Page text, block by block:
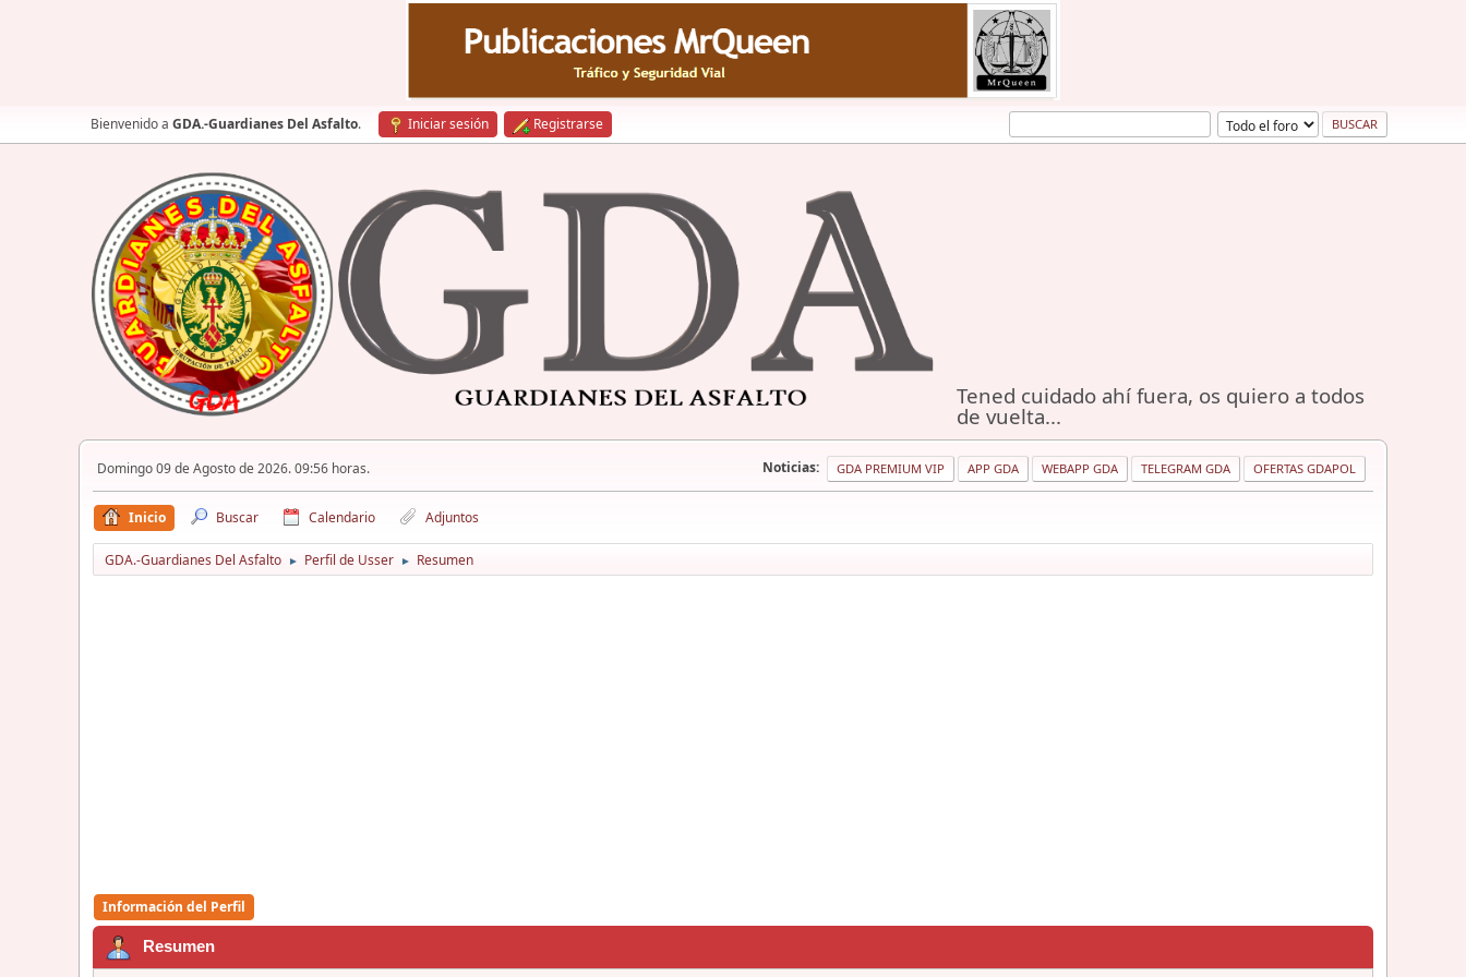
Bienvenido a GDA.-Guardianes Del Asfalto. Iniciar sesión Registrarse
Tened cuidado ahí fuera, os quiero a todos
de vuelta...
Domingo 09 de Agosto de 2026. 09:56 horas. Noticias: GDA PREMIUM VIP APP GDA WEBAPP GDA TELEGRAM GDA OFERTAS GDAPOL
Inicio Buscar Calendario Adjuntos
GDA.-Guardianes Del Asfalto ► Perfil de Usser ► Resumen
Información del Perfil
Resumen